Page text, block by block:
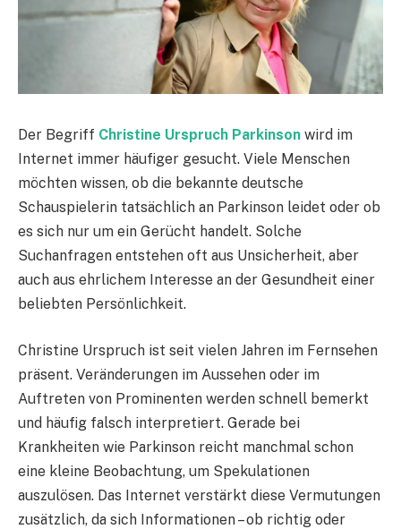
Der Begriff Christine Urspruch Parkinson wird im
Internet immer häufiger gesucht. Viele Menschen
möchten wissen, ob die bekannte deutsche
Schauspielerin tatsächlich an Parkinson leidet oder ob
es sich nur um ein Gerücht handelt. Solche
Suchanfragen entstehen oft aus Unsicherheit, aber
auch aus ehrlichem Interesse an der Gesundheit einer
beliebten Persönlichkeit.
Christine Urspruch ist seit vielen Jahren im Fernsehen
präsent. Veränderungen im Aussehen oder im
Auftreten von Prominenten werden schnell bemerkt
und häufig falsch interpretiert. Gerade bei
Krankheiten wie Parkinson reicht manchmal schon
eine kleine Beobachtung, um Spekulationen
auszulösen. Das Internet verstärkt diese Vermutungen
zusätzlich, da sich Informationen – ob richtig oder